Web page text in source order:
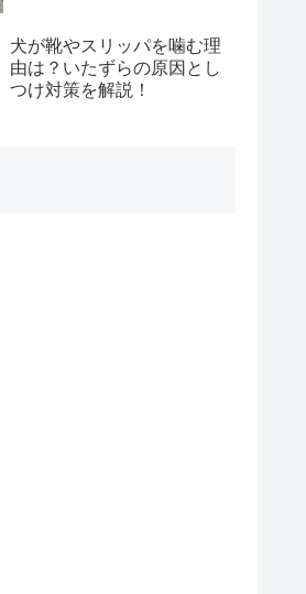
犬が靴やスリッパを噛む理
由は？いたずらの原因とし
つけ対策を解説！